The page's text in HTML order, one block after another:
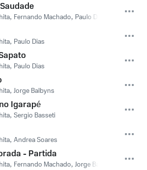
, Fernando Machado, Paulo Dias
, Paulo Dias
, Paulo Dias
, Jorge Balbyns
Igarapé
, Sergio Basseti
, Andrea Soares
- Partida
, Fernando Machado, Jorge Balbyns